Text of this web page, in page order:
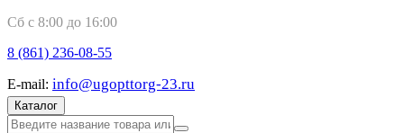
Сб с 8:00 до 16:00
8 (861) 236-08-55
E-mail: info@ugopttorg-23.ru
Каталог